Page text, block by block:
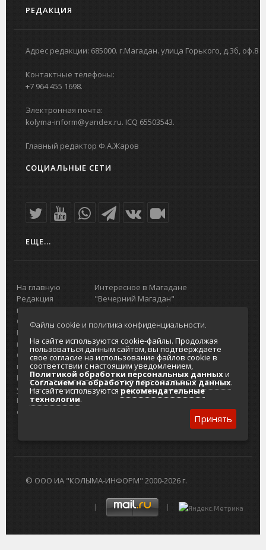
РЕДАКЦИЯ
Адрес редакции: 685000. г.Магадан. улица Горького, д.3б, оф.8
Контактные телефоны:
+7 964 455 1698.
Электронная почта:
kolyma-inform@yandex.ru. ICQ 65503543.
Главный редактор Ф.А.Жаров
СОЦИАЛЬНЫЕ СЕТИ
ЕЩЕ...
На главную
Редакция
портала
О проекте
Реклама на
портале
Отзывы и
предложения
Интернет-
услуги
Разработка
сайтов
Интересное в Магадане
"Вечерний Магадан"
Реклама
Главный туристический портал
Колымы
Политика в отношении обработки
персональных данных
Согласие на обработку персональных
данных
© ООО ИА "КОЛЫМА-ИНФОРМ" 2000-2026 г.
Файлы cookie и политика конфиденциальности.
На сайте используются cookie-файлы. Продолжая
пользоваться данным сайтом, вы подтверждаете
свое согласие на использование файлов cookie в
соответствии с настоящим уведомлением,
Политикой обработки персональных данныхи
Согласием на обработку персональных данных.
На сайте используютсярекомендательные
технологии.
Принять